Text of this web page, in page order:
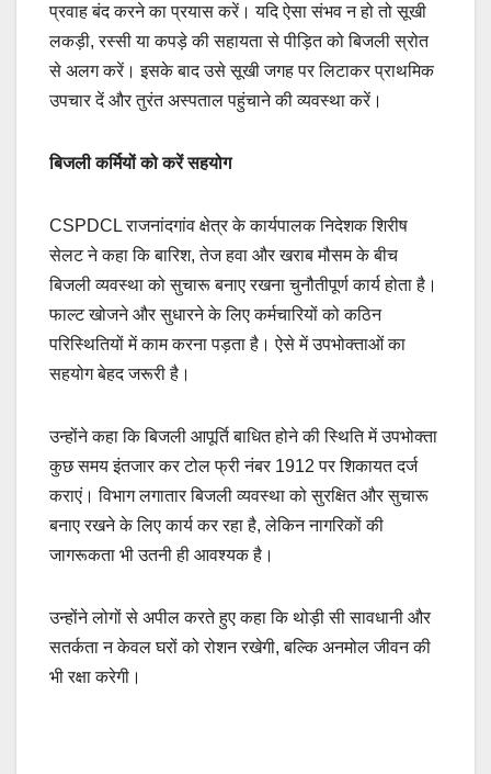
प्रवाह बंद करने का प्रयास करें। यदि ऐसा संभव न हो तो सूखी
लकड़ी, रस्सी या कपड़े की सहायता से पीड़ित को बिजली स्रोत
से अलग करें। इसके बाद उसे सूखी जगह पर लिटाकर प्राथमिक
उपचार दें और तुरंत अस्पताल पहुंचाने की व्यवस्था करें।
बिजली कर्मियों को करें सहयोग
CSPDCL राजनांदगांव क्षेत्र के कार्यपालक निदेशक शिरीष
सेलट ने कहा कि बारिश, तेज हवा और खराब मौसम के बीच
बिजली व्यवस्था को सुचारू बनाए रखना चुनौतीपूर्ण कार्य होता है।
फाल्ट खोजने और सुधारने के लिए कर्मचारियों को कठिन
परिस्थितियों में काम करना पड़ता है। ऐसे में उपभोक्ताओं का
सहयोग बेहद जरूरी है।
उन्होंने कहा कि बिजली आपूर्ति बाधित होने की स्थिति में उपभोक्ता
कुछ समय इंतजार कर टोल फ्री नंबर 1912 पर शिकायत दर्ज
कराएं। विभाग लगातार बिजली व्यवस्था को सुरक्षित और सुचारू
बनाए रखने के लिए कार्य कर रहा है, लेकिन नागरिकों की
जागरूकता भी उतनी ही आवश्यक है।
उन्होंने लोगों से अपील करते हुए कहा कि थोड़ी सी सावधानी और
सतर्कता न केवल घरों को रोशन रखेगी, बल्कि अनमोल जीवन की
भी रक्षा करेगी।